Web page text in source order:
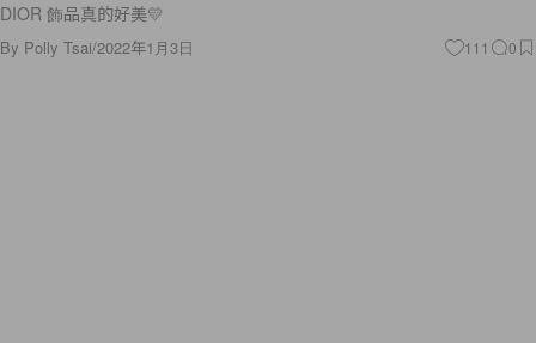
DIOR 飾品真的好美💛
By Polly Tsai/2022年1月3日 111 0